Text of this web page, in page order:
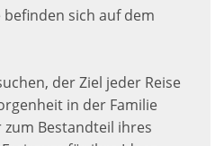
befinden sich auf dem
der Ziel jeder Reise
in der Familie
Bestandteil ihres